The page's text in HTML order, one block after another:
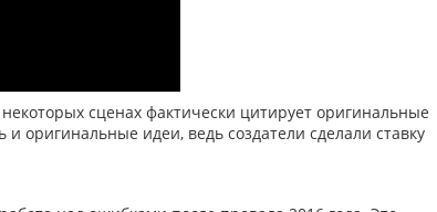
сценах фактически цитирует оригинальные
оригинальные идеи, ведь создатели сделали ставку